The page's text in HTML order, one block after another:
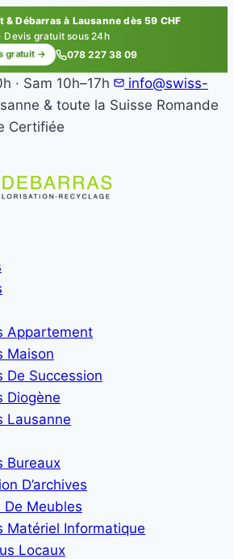
& Débarras à Lausanne dès 59 CHF
Devis gratuit sous 24h
gratuit → 078 227 38 09
· Sam 10h–17h
info@swiss-
& toute la Suisse Romande
Certifiée
Appartement
Maison
De Succession
Diogène
Lausanne
Bureaux
D’archives
De Meubles
Matériel Informatique
Locaux